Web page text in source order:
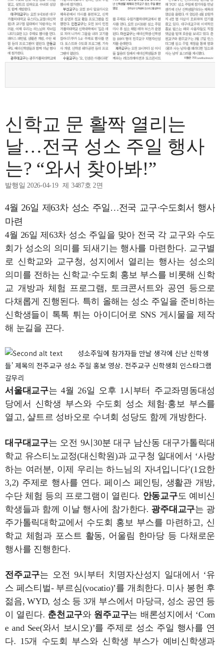
신학교 문 활짝 열리는
날…전국 성소 주일 행사
는? “와서 찾아봐!”
발행일 2026-04-19 제 3487호 2면
4월 26일 제63차 성소 주일…전국 교구·수도회서 행사
마련
4월 26일 제63차 성소 주일을 맞아 전국 각 교구와 수도
회가 성소의 의미를 되새기는 행사를 마련한다. 교구별
로 신학교와 교구청, 성지에서 열리는 행사는 성소의
의미를 전하는 신학교·수도회 홍보 부스를 비롯해 신학
교 개방과 체험 프로그램, 토크콘서트와 공연 등으로
다채롭게 진행된다. 특히 올해는 성소 주일을 준비하는
신학생들이 톡톡 튀는 아이디어로 SNS 게시물을 제작
해 눈길을 끈다.
성소주일에 참가자들 만날 생각에 신난 신학생
들’ 제목의 전주교구 성소 주일 홍보 영상. 전주교구 신학생회 인스타그램
갈무리
서울대교구는 4월 26일 오후 1시부터 주교좌명동대성
당에서 신학생 부스와 수도회 성소 체험·홍보 부스를
열고, 샬트르 성바오로 수녀회 성당도 함께 개방한다.
대구대교구는 오전 9시30분 대구 남산동 대구가톨릭대
학교 유스티노교정(대신학원)과 교구청 일대에서 ‘사랑
하는 여러분, 이제 우리는 하느님의 자녀입니다’(1요한
3,2) 주제로 행사를 연다. 페이스 페인팅, 생활관 개방,
수단 체험 등의 프로그램이 열린다. 안동교구도 예비신
학생들과 함께 이날 행사에 참가한다. 광주대교구는 광
주가톨릭대학교에서 수도회 홍보 부스를 마련하고, 신
학교 체험과 포스트 활동, 어울림 한마당 등 다채로운
행사를 진행한다.
전주교구는 오전 9시부터 치명자산성지 일대에서 ‘유
스 페스티벌- 부르심(vocatio)’를 개최한다. 미사 봉헌 후
젊음, WYD, 성소 등 3개 부스에서 마당극, 성소 공연 등
이 열린다. 춘천교구와 원주교구는 배론성지에서 ‘Com
e and See(와서 보시오)’를 주제로 성소 주일 행사를 연
다. 15개 수도회 부스와 신학생 부스가 예비신학생과